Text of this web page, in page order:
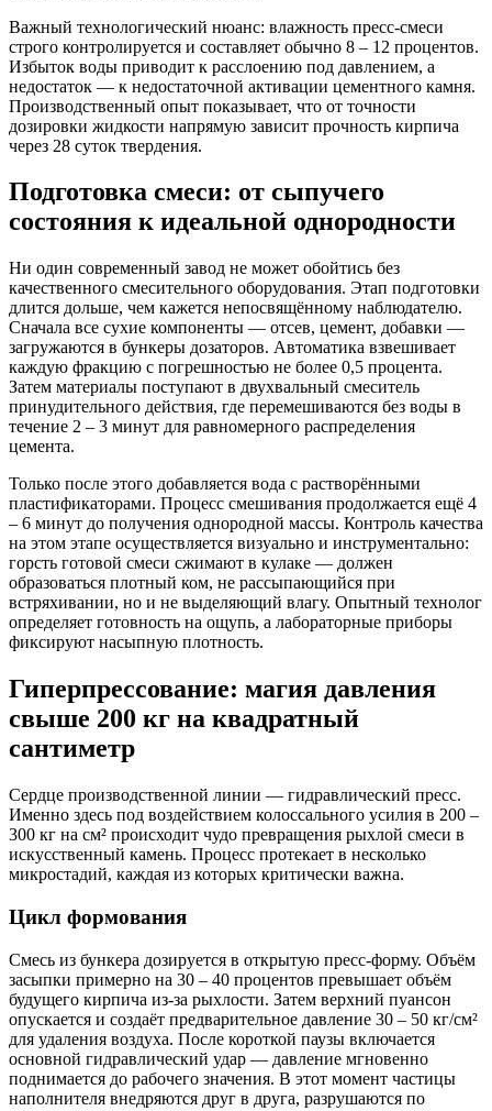
Важный технологический нюанс: влажность пресс-смеси
строго контролируется и составляет обычно 8 – 12 процентов.
Избыток воды приводит к расслоению под давлением, а
недостаток — к недостаточной активации цементного камня.
Производственный опыт показывает, что от точности
дозировки жидкости напрямую зависит прочность кирпича
через 28 суток твердения.
Подготовка смеси: от сыпучего
состояния к идеальной однородности
Ни один современный завод не может обойтись без
качественного смесительного оборудования. Этап подготовки
длится дольше, чем кажется непосвящённому наблюдателю.
Сначала все сухие компоненты — отсев, цемент, добавки —
загружаются в бункеры дозаторов. Автоматика взвешивает
каждую фракцию с погрешностью не более 0,5 процента.
Затем материалы поступают в двухвальный смеситель
принудительного действия, где перемешиваются без воды в
течение 2 – 3 минут для равномерного распределения
цемента.
Только после этого добавляется вода с растворёнными
пластификаторами. Процесс смешивания продолжается ещё 4
– 6 минут до получения однородной массы. Контроль качества
на этом этапе осуществляется визуально и инструментально:
горсть готовой смеси сжимают в кулаке — должен
образоваться плотный ком, не рассыпающийся при
встряхивании, но и не выделяющий влагу. Опытный технолог
определяет готовность на ощупь, а лабораторные приборы
фиксируют насыпную плотность.
Гиперпрессование: магия давления
свыше 200 кг на квадратный
сантиметр
Сердце производственной линии — гидравлический пресс.
Именно здесь под воздействием колоссального усилия в 200 –
300 кг на см² происходит чудо превращения рыхлой смеси в
искусственный камень. Процесс протекает в несколько
микростадий, каждая из которых критически важна.
Цикл формования
Смесь из бункера дозируется в открытую пресс-форму. Объём
засыпки примерно на 30 – 40 процентов превышает объём
будущего кирпича из-за рыхлости. Затем верхний пуансон
опускается и создаёт предварительное давление 30 – 50 кг/см²
для удаления воздуха. После короткой паузы включается
основной гидравлический удар — давление мгновенно
поднимается до рабочего значения. В этот момент частицы
наполнителя внедряются друг в друга, разрушаются по